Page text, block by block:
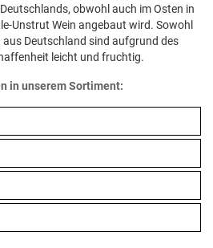
obwohl auch im Osten in
Unstrut Wein angebaut wird. Sowohl
Deutschland sind aufgrund des
leicht und fruchtig.
in unserem Sortiment: